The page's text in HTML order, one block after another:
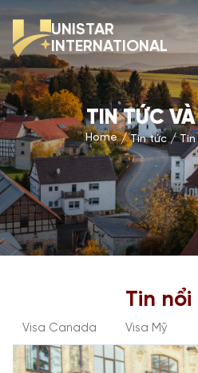
UNISTAR
INTERNATIONAL
TIN TỨC VÀ
Home Tin tức
Tin
Visa Canada Visa Mỹ